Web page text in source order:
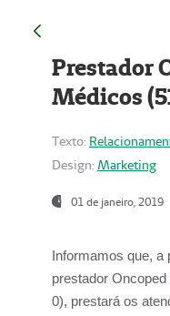
Prestador
Médicos
Texto:
Design: Marketing
01 de janeiro, 2019
Informamos que, a
prestador
0), prestará os